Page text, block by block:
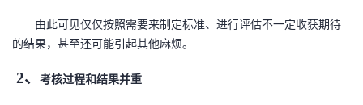
由此可见仅仅按照需要来制定标准、进行评估不一定收获期待
的结果，甚至还可能引起其他麻烦。
2、 考核过程和结果并重